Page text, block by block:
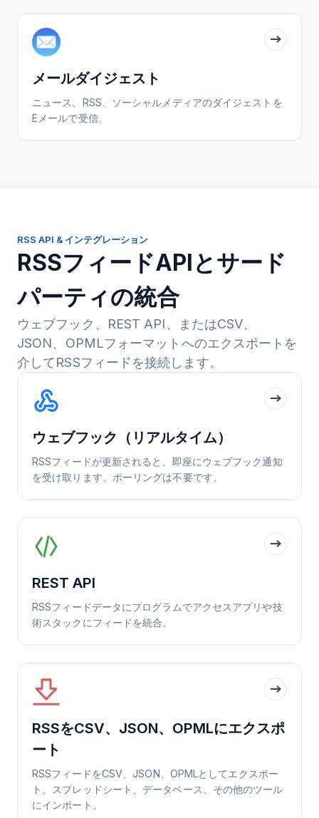
メールダイジェスト
ニュース、RSS、ソーシャルメディアのダイジェストを
Eメールで受信。
RSS API & インテグレーション
RSSフィードAPIとサード
パーティの統合
ウェブフック、REST API、またはCSV、
JSON、OPMLフォーマットへのエクスポートを
介してRSSフィードを接続します。
ウェブフック（リアルタイム）
RSSフィードが更新されると、即座にウェブフック通知
を受け取ります。ポーリングは不要です。
REST API
RSSフィードデータにプログラムでアクセスアプリや技
術スタックにフィードを統合。
RSSをCSV、JSON、OPMLにエクスポ
ート
RSSフィードをCSV、JSON、OPMLとしてエクスポー
ト。スプレッドシート、データベース、その他のツール
にインポート。